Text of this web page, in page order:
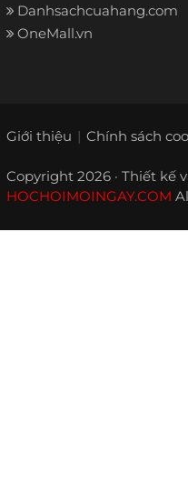
Danhsachcuahang.com
OneMall.vn
Giới thiệu Chính sách
Copyright 2026 · Thiết kế
HOCHOIMOINGAY.COM